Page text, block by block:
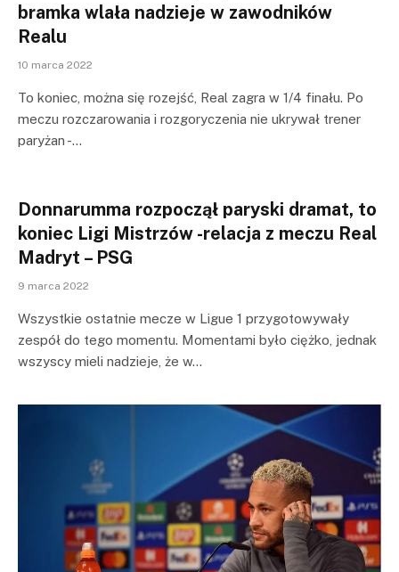
bramka wlała nadzieje w zawodników
Realu
10 marca 2022
To koniec, można się rozejść, Real zagra w 1/4 finału. Po
meczu rozczarowania i rozgoryczenia nie ukrywał trener
paryżan -…
Donnarumma rozpoczął paryski dramat, to
koniec Ligi Mistrzów -relacja z meczu Real
Madryt – PSG
9 marca 2022
Wszystkie ostatnie mecze w Ligue 1 przygotowywały
zespół do tego momentu. Momentami było ciężko, jednak
wszyscy mieli nadzieje, że w…